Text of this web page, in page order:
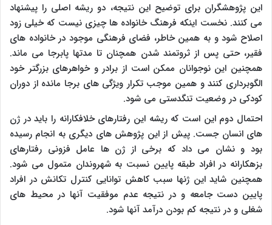
این پژوهشگران برای توضیح این نتیجه، دو ریشه اصلی را پیشنهاد
می کنند. نخست اینکه فرهنگ خانواده ها چیزی نیست که خیلی زود
اصلاح شود و به همین خاطر، فضای فرهنگی موجود در خانواده های
فقیر، حتی پس از ثروتمند شدن همچنان تا مدتها پابرجا می ماند.
همچنین این نوجوانان ممکن است از برادر و خواهرهای بزرگتر خود
الگوبرداری کنند و همین موجب تکرار ویژگی های برجا مانده از دوران
کودکی در وضعیت تنگدستی می شود.
احتمال دوم این است که ریشه این رفتارهای خلافکارانه را باید در ژن
های انسان جست. پیش از این پژوهش های دیگری به انجام رسیده
بود و نشان می داد که برخی از ژن ها عامل فزونی رفتارهای
بزهکارانه در افراد طبقه پایین نسبت به شهروندان متمول می شود.
همچنین شاید این ژنها سبب کاهش توانایی کنترل تکانش در افراد
پایین دست جامعه و در نتیجه عدم موفقیت آنها در محیط های
شغلی و در نتیجه کم بودن درآمد آنها شود.